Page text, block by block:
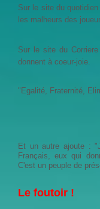
Sur le site du
les malheurs des
Sur le site du
donnent à coeur-joie.
"Egalité, Fraternité,
Et un autre ajoute :
Français, eux qui
C'est un peuple de
Le foutoir !